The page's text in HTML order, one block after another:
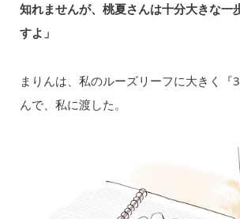
知れませんが、桃夏さんは十分大きな一
すよ」
まりんは、私のルーズリーフに大きく『
んで、私に渡した。